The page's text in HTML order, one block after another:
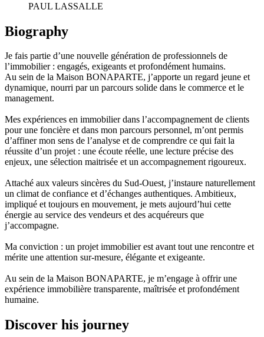
PAUL LASSALLE
Biography
Je fais partie d’une nouvelle génération de professionnels de
l’immobilier : engagés, exigeants et profondément humains.
Au sein de la Maison BONAPARTE, j’apporte un regard jeune et
dynamique, nourri par un parcours solide dans le commerce et le
management.
Mes expériences en immobilier dans l’accompagnement de clients
pour une foncière et dans mon parcours personnel, m’ont permis
d’affiner mon sens de l’analyse et de comprendre ce qui fait la
réussite d’un projet : une écoute réelle, une lecture précise des
enjeux, une sélection maitrisée et un accompagnement rigoureux.
Attaché aux valeurs sincères du Sud-Ouest, j’instaure naturellement
un climat de confiance et d’échanges authentiques. Ambitieux,
impliqué et toujours en mouvement, je mets aujourd’hui cette
énergie au service des vendeurs et des acquéreurs que
j’accompagne.
Ma conviction : un projet immobilier est avant tout une rencontre et
mérite une attention sur-mesure, élégante et exigeante.
Au sein de la Maison BONAPARTE, je m’engage à offrir une
expérience immobilière transparente, maîtrisée et profondément
humaine.
Discover his journey